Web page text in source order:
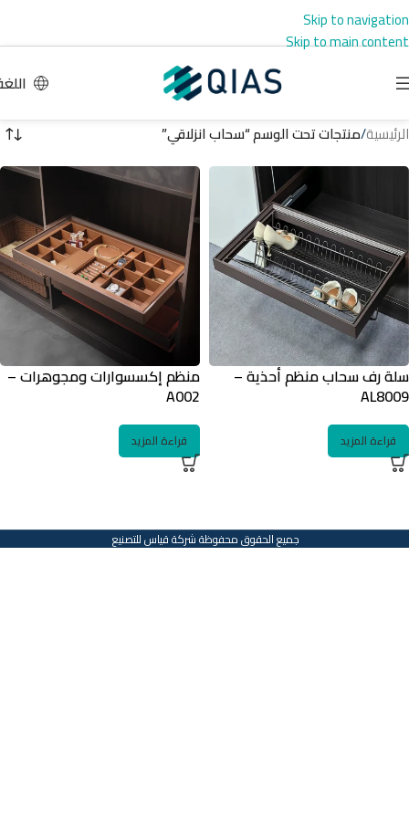
Skip to navigation
Skip to main content
الرئيسية/منتجات تحت الوسم “سحاب انزلاقي”
سلة رف سحاب منظم أحذية –
AL8009
قراءة المزيد
منظم إكسسوارات ومجوهرات –
A002
قراءة المزيد
جميع الحقوق محفوظة شركة قياس للتصنيع